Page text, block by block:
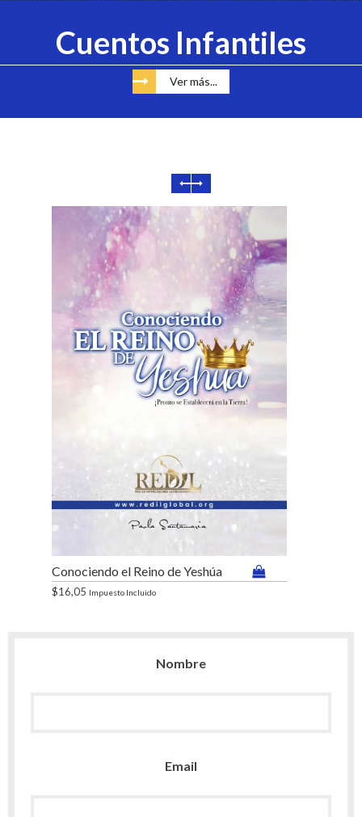
Cuentos Infantiles
Ver más...
Conociendo el Reino de Yeshúa
$16,05 Impuesto Incluido
Nombre
Email